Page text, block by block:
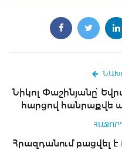
Նիկոլ Փաշինյանը՝
հարցով հանրաքվե
Հրազդանում բացվել է